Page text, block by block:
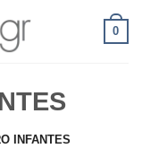
0
INFANTES